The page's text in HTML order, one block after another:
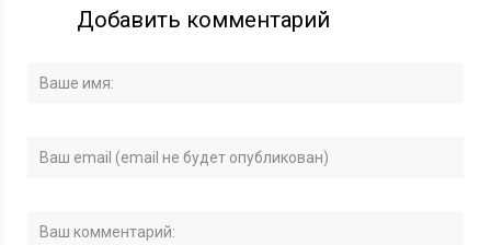
Добавить комментарий